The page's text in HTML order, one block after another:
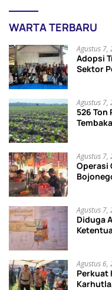
WARTA TERBARU
Agustus 7,
Adopsi
Sektor
Agustus 7,
526 Ton
Agustus 7,
Operasi
Agustus 7,
Diduga
Agustus 6,
Perkuat